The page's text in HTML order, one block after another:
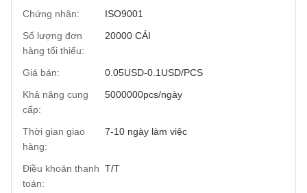
Chứng nhận:
ISO9001
Số lượng đơn
hàng tối thiểu:
20000 CÁI
Giá bán:
0.05USD-0.1USD/PCS
Khả năng cung
cấp:
5000000pcs/ngày
Thời gian giao
hàng:
7-10 ngày làm việc
Điều khoản thanh
toán:
T/T